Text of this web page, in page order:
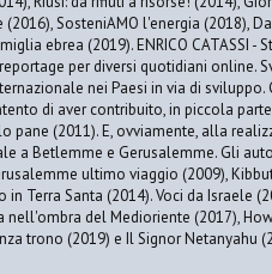
SosteniAMO l'energia (2018),
ebrea (2019). ENRICO CATASSI -
per diversi quotidiani online.
nei Paesi in via di
di aver contribuito, in piccola
pane (2011). E, ovviamente, alla
a Betlemme e Gerusalemme. Gli
ultimo viaggio (2009),
in Terra Santa (2014). Voci da Israele
nell'ombra del Medioriente (2017),
trono (2019) e Il Signor Netanyahu